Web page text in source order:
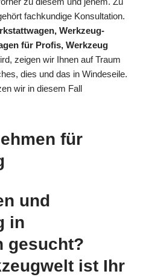
fachkundige Konsultation.
Werkzeug-
für Profis, Werkzeug
zeigen wir Ihnen auf Traum
dies und das in Windeseile.
wir in diesem Fall
für
und
in
gesucht?
ist Ihr